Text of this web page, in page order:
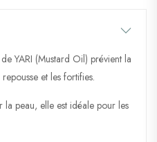
YARI (Mustard Oil) prévient la
et les fortifies.
la peau, elle est idéale pour les